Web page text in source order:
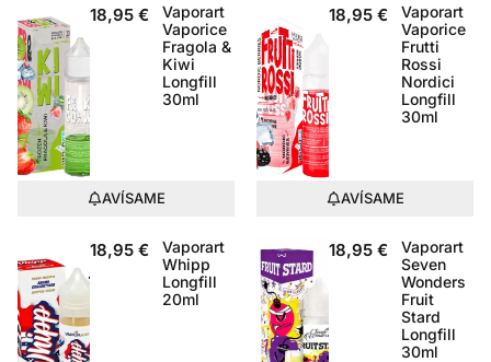
18,95 €
Vaporart
Vaporice
Fragola &
Kiwi
Longfill
30ml
AVÍSAME
18,95 €
Vaporart
Vaporice
Frutti
Rossi
Nordici
Longfill
30ml
AVÍSAME
18,95 €
Vaporart
Whipp
Longfill
20ml
18,95 €
Vaporart
Seven
Wonders
Fruit
Stard
Longfill
30ml